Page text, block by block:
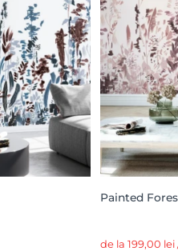
Painted
de la 199,00